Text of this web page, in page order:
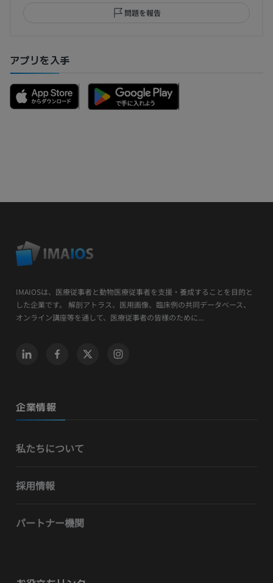
問題を報告
アプリを入手
IMAIOSは、医療従事者と動物医療従事者を支援・養成することを目的と
した企業です。 解剖アトラス、医用画像、臨床例の共同データベース、
オンライン講座等を通して、医療従事者の皆様のために...
企業情報
私たちについて
採用情報
パートナー機関